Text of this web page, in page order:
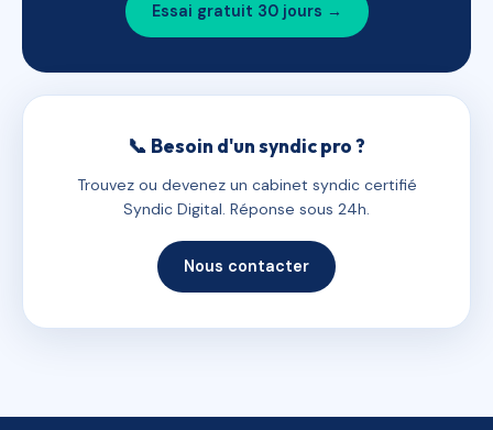
Essai gratuit 30 jours →
📞 Besoin d'un syndic pro ?
Trouvez ou devenez un cabinet syndic certifié
Syndic Digital. Réponse sous 24h.
Nous contacter